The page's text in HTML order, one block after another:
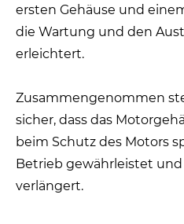
ersten Gehäuse und
die Wartung und den
erleichtert.
Zusammengenommen
sicher, dass das
beim Schutz des Motors
Betrieb gewährleistet
verlängert.